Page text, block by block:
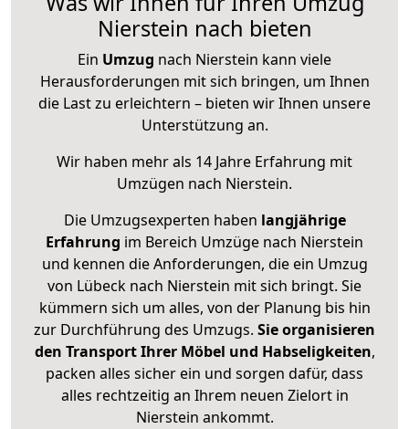
Nierstein nach bieten
Ein Umzug nach Nierstein kann viele
Herausforderungen mit sich bringen, um Ihnen
die Last zu erleichtern – bieten wir Ihnen unsere
Unterstützung an.
Wir haben mehr als 14 Jahre Erfahrung mit
Umzügen nach Nierstein.
Die Umzugsexperten haben langjährige
Erfahrung im Bereich Umzüge nach Nierstein
und kennen die Anforderungen, die ein Umzug
von Lübeck nach Nierstein mit sich bringt. Sie
kümmern sich um alles, von der Planung bis hin
zur Durchführung des Umzugs. Sie organisieren
den Transport Ihrer Möbel und Habseligkeiten,
packen alles sicher ein und sorgen dafür, dass
alles rechtzeitig an Ihrem neuen Zielort in
Nierstein ankommt.